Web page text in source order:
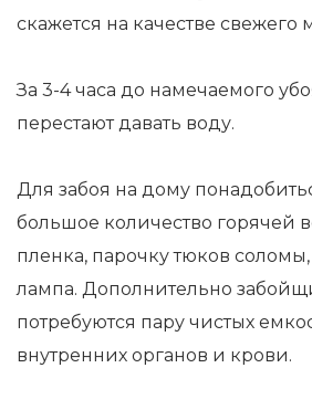
скажется на качестве свежего
За 3-4 часа до намечаемого
перестают давать воду.
Для забоя на дому
большое количество горячей
пленка, парочку тюков
лампа. Дополнительно
потребуются пару чистых
внутренних органов и крови.